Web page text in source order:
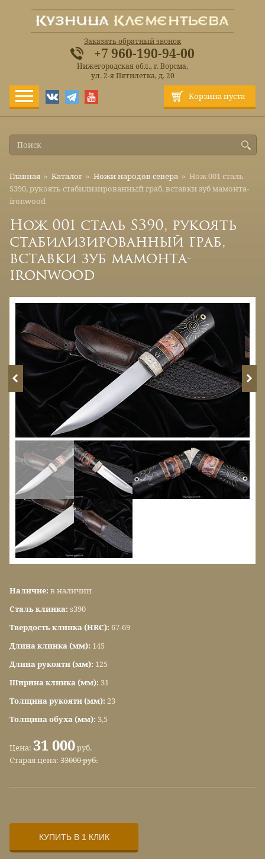
Корзина пуста
Заказать обратный звонок
+7 960-190-94-00
Нижегородская обл., г. Ворсма,
ул. 2-я Пятилетка, д. 20
Главная » Каталог » Ножи народов севера » Нож 001 сталь
S390, рукоять стабилизированный граб, вставки зуб мамонта-
ironwood
Нож 001 сталь S390, рукоять
стабилизированный граб,
вставки зуб мамонта-
ironwood
Наличие: в наличии
Сталь клинка: s390
Твердость клинка (HRC): 67-69
Длина клинка (мм): 145
Длина рукояти (мм): 125
Ширина клинка (мм): 31
Толщина рукояти (мм): 23
Толщина обуха (мм): 3,5
Цена: 31 000 руб.
Старая цена: 33000 руб.
КУПИТЬ В 1 КЛИК